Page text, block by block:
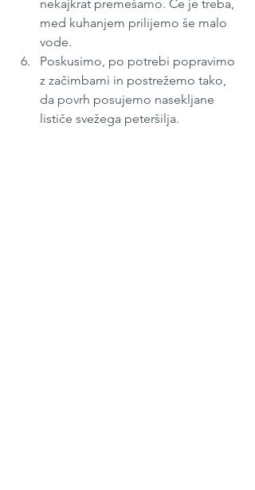
nekajkrat premešamo. Če je treba,
med kuhanjem prilijemo še malo
vode.
Poskusimo, po potrebi popravimo
z začimbami in postrežemo tako,
da povrh posujemo nasekljane
lističe svežega peteršilja.